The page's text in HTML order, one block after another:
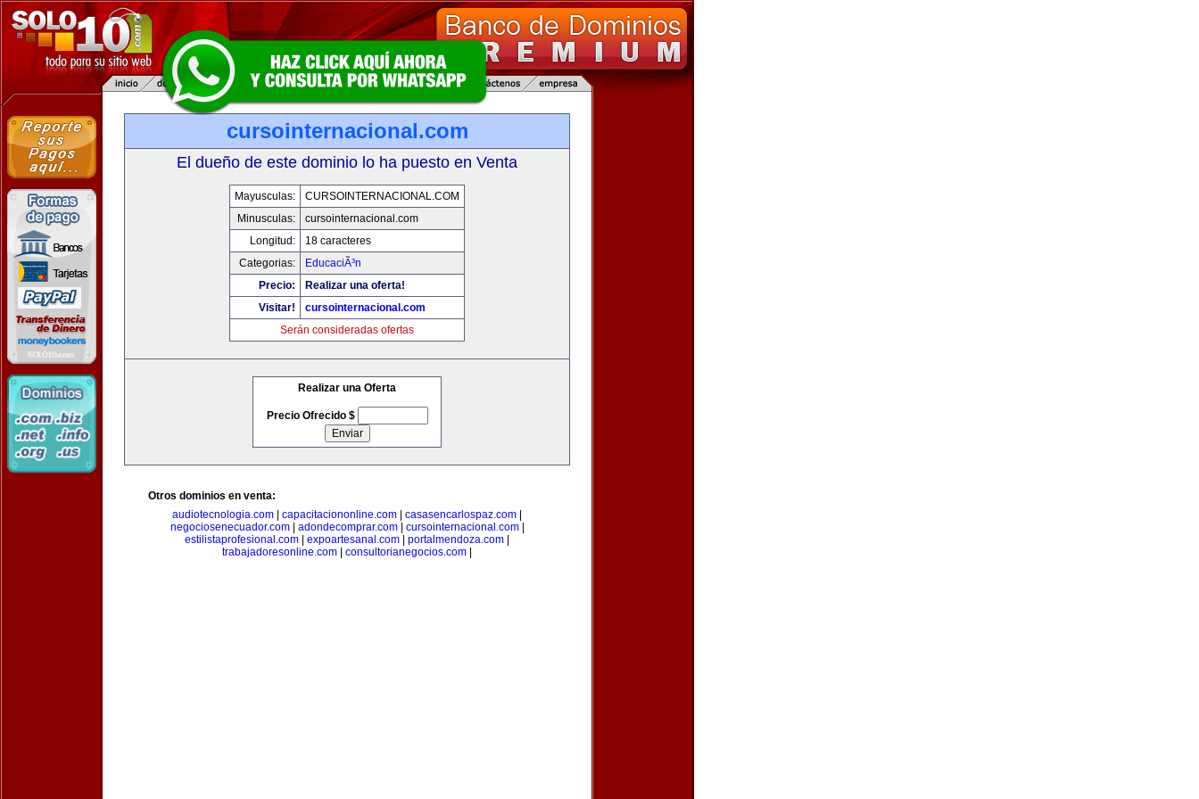
cursointernacional.com
El dueño de este dominio lo ha puesto en Venta
Mayusculas:
CURSOINTERNACIONAL.COM
Minusculas:
cursointernacional.com
Longitud:
18 caracteres
Categorias:
EducaciÃ³n
Precio:
Realizar una oferta!
Visitar!
cursointernacional.com
Serán consideradas ofertas
Realizar una Oferta
Precio Ofrecido $
Otros dominios en venta:
audiotecnologia.com
capacitaciononline.com casasencarlospaz.com
negociosenecuador.com| adondecomprar.com| cursointernacional.com|
estilistaprofesional.com
expoartesanal.com portalmendoza.com
trabajadoresonline.com
consultorianegocios.com